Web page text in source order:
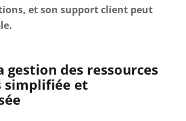
et son support client peut
gestion des ressources
simplifiée et